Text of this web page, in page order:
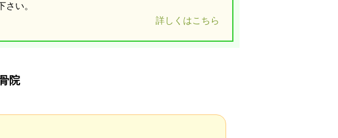
い。
詳しくはこちら
院